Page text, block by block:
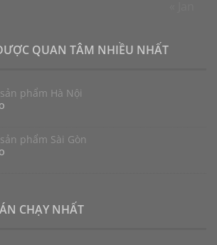
QUAN TÂM NHIỀU NHẤT
phẩm Hà Nội
phẩm Sài Gòn
CHẠY NHẤT